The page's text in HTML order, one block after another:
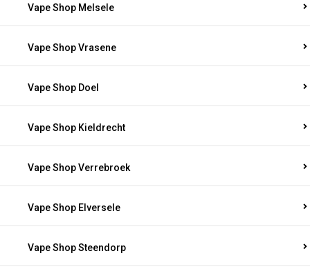
Vape Shop Melsele
Vape Shop Vrasene
Vape Shop Doel
Vape Shop Kieldrecht
Vape Shop Verrebroek
Vape Shop Elversele
Vape Shop Steendorp